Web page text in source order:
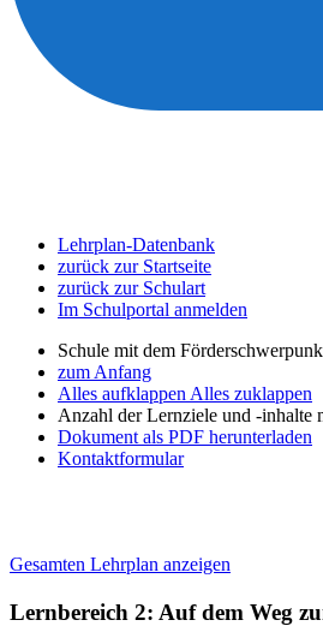
Lehrplan-Datenbank
zurück zur Startseite
zurück zur Schulart
Im Schulportal anmelden
Schule mit dem
zum Anfang
Alles aufklappen Alles zuklappen
Anzahl der Lernziele und -inhalte
Dokument als PDF herunterladen
Kontaktformular
Gesamten Lehrplan anzeigen
Lernbereich 2: Auf dem Weg